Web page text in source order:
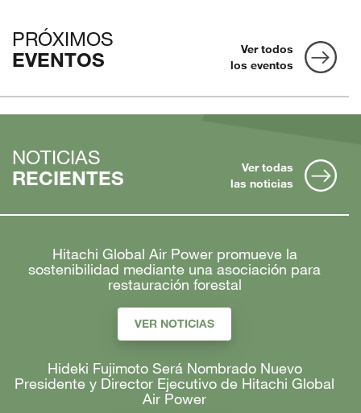
PRÓXIMOS
EVENTOS
Ver todos
los eventos
NOTICIAS
RECIENTES
Ver todas
las noticias
Hitachi Global Air Power promueve la
sostenibilidad mediante una asociación para
restauración forestal
VER NOTICIAS
Hideki Fujimoto Será Nombrado Nuevo
Presidente y Director Ejecutivo de Hitachi Global
Air Power